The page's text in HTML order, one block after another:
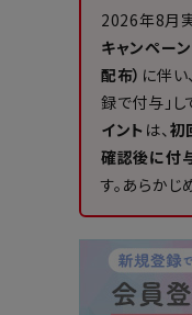
2026年8月
キャンペー
配布） に伴い
録で付与」し
イント は、初
確認後に付
す。あらかじ